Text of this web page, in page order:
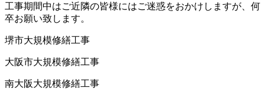
工事期間中はご近隣の皆様にはご迷惑をおかけしますが、何
卒お願い致します。
堺市大規模修繕工事
大阪市大規模修繕工事
南大阪大規模修繕工事